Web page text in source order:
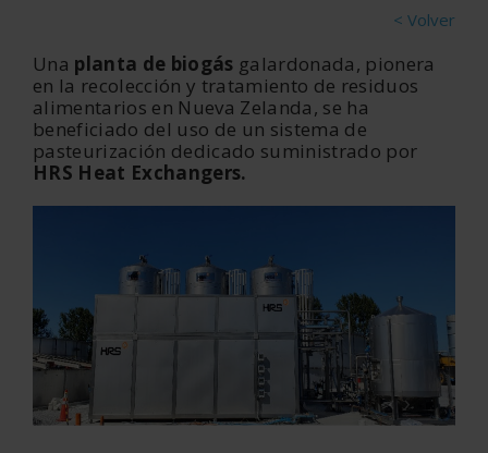
< Volver
Una planta de biogás galardonada, pionera
en la recolección y tratamiento de residuos
alimentarios en Nueva Zelanda, se ha
beneficiado del uso de un sistema de
pasteurización dedicado suministrado por
HRS Heat Exchangers.
‹ ›